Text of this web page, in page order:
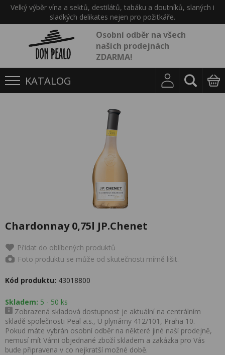
Velký výběr vína a sektů, destilátů, tabáku a doutníků, slaných i
sladkých delikates nejen pro požitkáře.
Osobní odběr na všech
našich prodejnách
ZDARMA!
KATALOG
Chardonnay 0,75l JP.Chenet
Přidat do oblíbených produktů
Foto produktu se může od skutečnosti mírně lišit.
Kód produktu: 43018800
Skladem: 5 - 50 ks
Zobrazená skladová dostupnost je aktuální na centrálním
skladě společnosti Peal a.s., U plynárny 412/101, Praha 10.
Pokud máte vybrán osobní odběr na některé jiné naší prodejně,
nemusí mít Vámi objednané zboží skladem a zakázka pro Vás
bude připravena v co nejkratší možné době.